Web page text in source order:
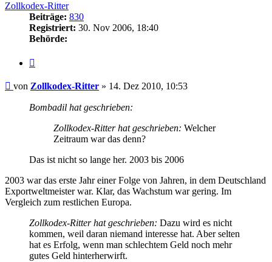
Zollkodex-Ritter
Beiträge: 830
Registriert: 30. Nov 2006, 18:40
Behörde:
Beitrag
von Zollkodex-Ritter » 14. Dez 2010, 10:53
Bombadil hat geschrieben:
Zollkodex-Ritter hat geschrieben: Welcher
Zeitraum war das denn?
Das ist nicht so lange her. 2003 bis 2006
2003 war das erste Jahr einer Folge von Jahren, in dem Deutschland
Exportweltmeister war. Klar, das Wachstum war gering. Im
Vergleich zum restlichen Europa.
Zollkodex-Ritter hat geschrieben: Dazu wird es nicht
kommen, weil daran niemand interesse hat. Aber selten
hat es Erfolg, wenn man schlechtem Geld noch mehr
gutes Geld hinterherwirft.